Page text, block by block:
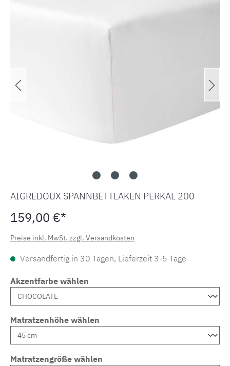
AIGREDOUX SPANNBETTLAKEN PERKAL 200
159,00 €*
Preise inkl. MwSt. zzgl. Versandkosten
Versandfertig in 30 Tagen, Lieferzeit 3-5 Tage
Akzentfarbe wählen
Matratzenhöhe wählen
Matratzengröße wählen